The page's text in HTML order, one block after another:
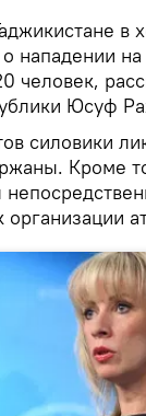
в
нападении
человек,
Юсуф
силовики
Кроме